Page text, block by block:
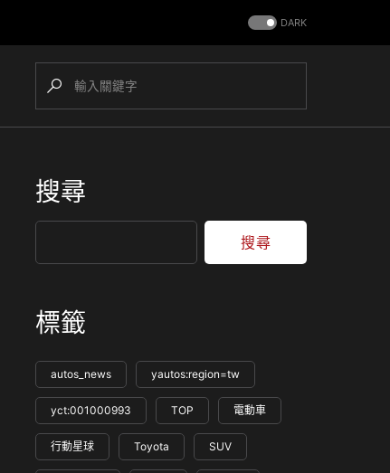
DARK
搜尋
搜尋
標籤
autos_news yautos:region=tw
yct:001000993 TOP 電動車
行動星球 Toyota SUV